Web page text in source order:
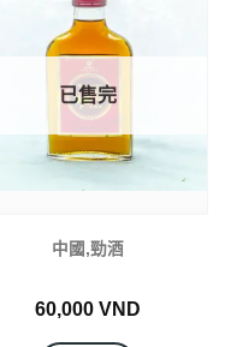
已售完
中國,勁酒
60,000 VND